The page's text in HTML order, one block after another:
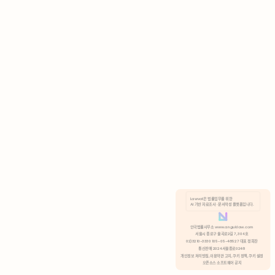
분석 쿠키 허용
Lawvot은 법률업무를 위한
AI 기반 자료조사 · 문서작성 플랫폼입니다.
안국법률사무소 www.anguklaw.com
서울시 종로구 율곡로2길 7, 304호
02)3210-3330 105-05-48527 대표 정희찬
통신판매 2024서울종로0248
개인정보 처리방침, 이용약관 고지, 쿠키 정책, 쿠키 설정
오픈소스 소프트웨어 공지